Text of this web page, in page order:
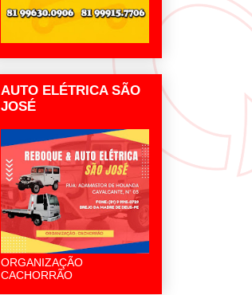
AUTO ELÉTRICA SÃO
JOSÉ
ORGANIZAÇÃO
CACHORRÃO